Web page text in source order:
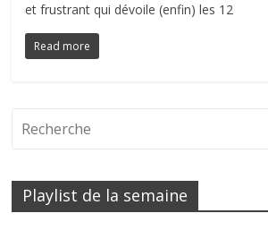
et frustrant qui dévoile (enfin) les 12
Read more
Playlist de la semaine